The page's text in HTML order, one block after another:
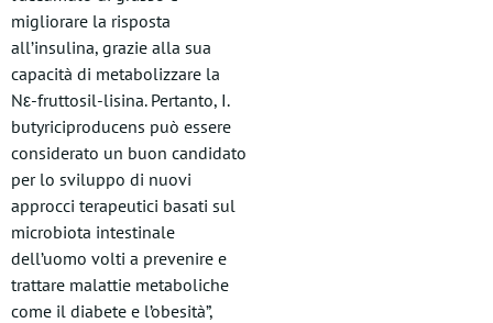
migliorare la risposta
all’insulina, grazie alla sua
capacità di metabolizzare la
Nε-fruttosil-lisina. Pertanto, I.
butyriciproducens può essere
considerato un buon candidato
per lo sviluppo di nuovi
approcci terapeutici basati sul
microbiota intestinale
dell’uomo volti a prevenire e
trattare malattie metaboliche
come il diabete e l’obesità”,